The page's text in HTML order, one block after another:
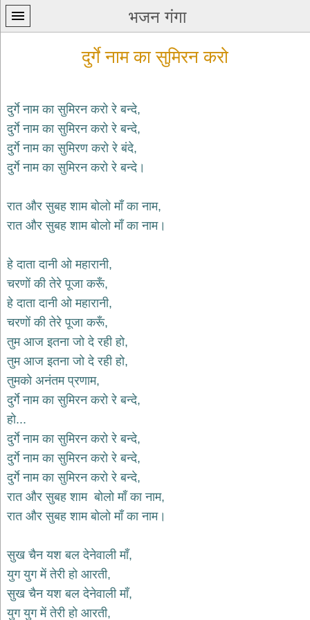
भजन गंगा
प्रथम
पन्ना
home
भजन
krishna
bhajans
भजन
bhajans
हनुमान
भजन
bhajans
साईं
भजन
sai
bhajans
जैन
भजन
jain
bhajans
भजन
durga
bhajans
गणेश
भजन
ganesh
bhajans
राम
दुर्गे नाम का सुमिरन करो
दुर्गे नाम का सुमिरन करो रे बन्दे,
दुर्गे नाम का सुमिरन करो रे बन्दे,
दुर्गे नाम का सुमिरण करो रे बंदे,
दुर्गे नाम का सुमिरन करो रे बन्दे।
रात और सुबह शाम बोलो माँ का नाम,
रात और सुबह शाम बोलो माँ का नाम।
हे दाता दानी ओ महारानी,
चरणों की तेरे पूजा करूँ,
हे दाता दानी ओ महारानी,
चरणों की तेरे पूजा करूँ,
तुम आज इतना जो दे रही हो,
तुम आज इतना जो दे रही हो,
तुमको अनंतम प्रणाम,
दुर्गे नाम का सुमिरन करो रे बन्दे,
हो...
दुर्गे नाम का सुमिरन करो रे बन्दे,
दुर्गे नाम का सुमिरन करो रे बन्दे,
दुर्गे नाम का सुमिरन करो रे बन्दे,
रात और सुबह शाम बोलो माँ का नाम,
रात और सुबह शाम बोलो माँ का नाम।
सुख चैन यश बल देनेवाली माँ,
युग युग में तेरी हो आरती,
सुख चैन यश बल देनेवाली माँ,
युग युग में तेरी हो आरती,